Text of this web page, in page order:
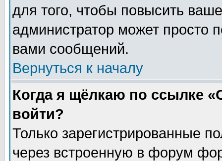
для того, чтобы повысить
администратор может просто
вами сообщений.
Вернуться к началу
Когда я щёлкаю по ссылке
войти?
Только зарегистрированные
через встроенную в форум